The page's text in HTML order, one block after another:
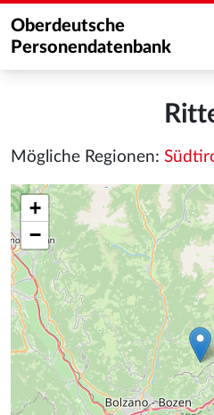
Oberdeutsche
Personendatenbank
Mögliche Regionen:
+
−